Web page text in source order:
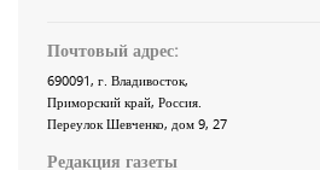
Почтовый адрес:
690091, г. Владивосток,
Приморский край, Россия
Переулок Шевченко, дом 9, 27
Редакция газеты